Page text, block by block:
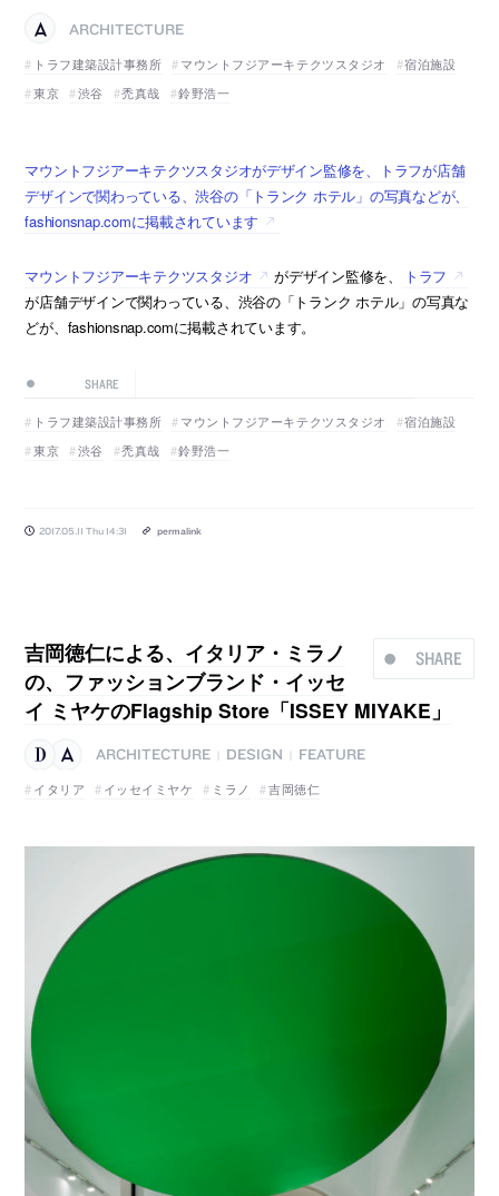
ARCHITECTURE
トラフ建築設計事務所
マウントフジアーキテクツスタジオ
宿泊施設
東京
渋谷 禿真哉 鈴野浩一
マウントフジアーキテクツスタジオがデザイン監修を、トラフが店舗
デザインで関わっている、渋谷の「トランク ホテル」の写真などが、
fashionsnap.comに掲載されています
マウントフジアーキテクツスタジオ がデザイン監修を、
トラフ
が店舗デザインで関わっている、渋谷の「トランク ホテル」の写真な
どが、fashionsnap.comに掲載されています。
SHARE
トラフ建築設計事務所 マウントフジアーキテクツスタジオ
宿泊施設
東京
渋谷 禿真哉 鈴野浩一
2017.05.11 Thu 14:31 permalink
SHARE
吉岡徳仁による、イタリア・ミラノ
の、ファッションブランド・イッセ
イ ミヤケのFlagship Store「ISSEY MIYAKE」
ARCHITECTURE DESIGN
FEATURE
イタリア
イッセイミヤケ ミラノ 吉岡徳仁